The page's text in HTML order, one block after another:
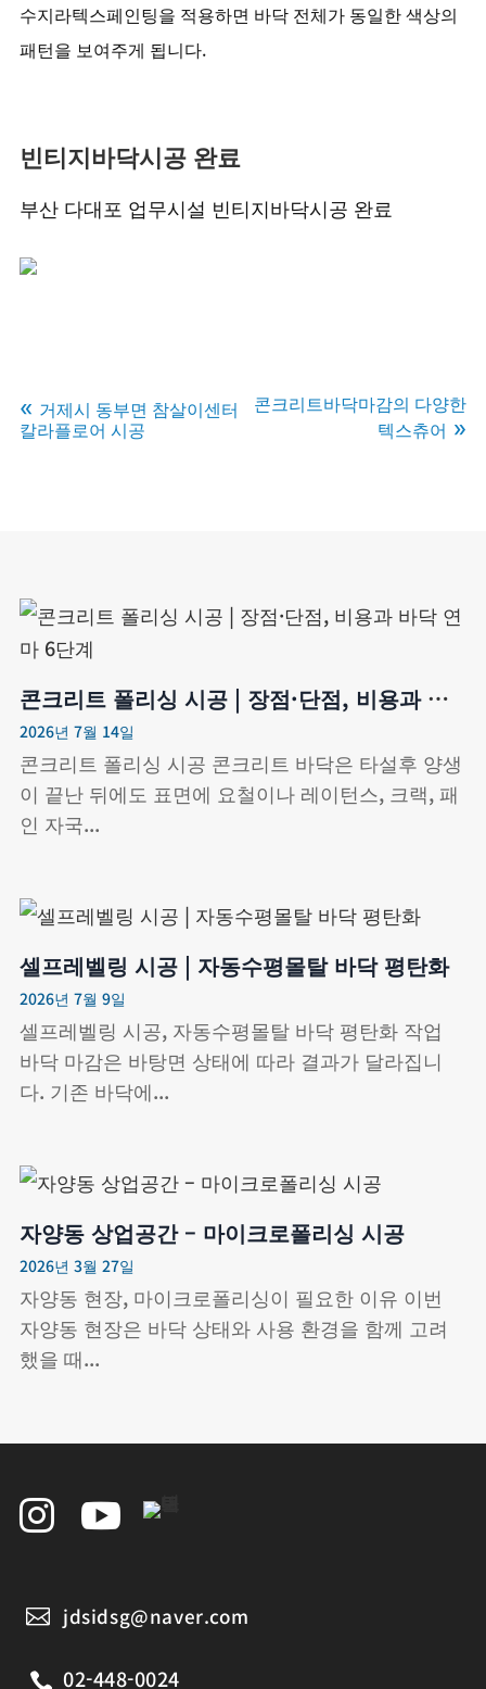
수지라텍스페인팅을 적용하면 바닥 전체가 동일한 색상의
패턴을 보여주게 됩니다.
빈티지바닥시공 완료
부산 다대포 업무시설 빈티지바닥시공 완료
콘크리트바닥마감의 다양한
텍스츄어
거제시 동부면 참살이센터
칼라플로어 시공
콘크리트 폴리싱 시공 | 장점·단점, 비용과 바닥 연마 6단계
2026년 7월 14일
콘크리트 폴리싱 시공 콘크리트 바닥은 타설후 양생
이 끝난 뒤에도 표면에 요철이나 레이턴스, 크랙, 패
인 자국...
셀프레벨링 시공 | 자동수평몰탈 바닥 평탄화
2026년 7월 9일
셀프레벨링 시공, 자동수평몰탈 바닥 평탄화 작업
바닥 마감은 바탕면 상태에 따라 결과가 달라집니
다. 기존 바닥에...
자양동 상업공간 – 마이크로폴리싱 시공
2026년 3월 27일
자양동 현장, 마이크로폴리싱이 필요한 이유 이번
자양동 현장은 바닥 상태와 사용 환경을 함께 고려
했을 때...
 
 jdsidsg@naver.com
 02-448-0024